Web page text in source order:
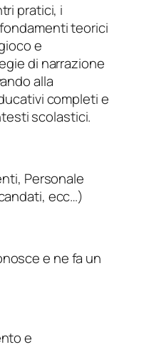
pratici, i
teorici
e
di narrazione
alla
completi e
scolastici.
Personale
ecc…)
e ne fa un
e